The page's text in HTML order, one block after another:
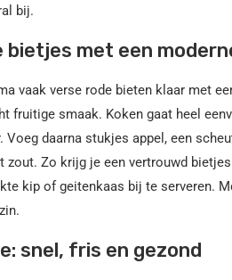
bij.
bietjes met een
vaak verse rode bieten klaar met
fruitige smaak. Koken gaat heel
Voeg daarna stukjes appel, een
zout. Zo krijg je een vertrouwd
kip of geitenkaas bij te serveren.
snel, fris en gezond